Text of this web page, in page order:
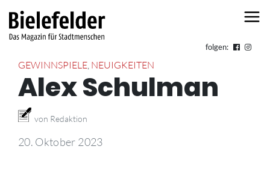
folgen:
GEWINNSPIELE, NEUIGKEITEN
Alex Schulman
von Redaktion
20. Oktober 2023